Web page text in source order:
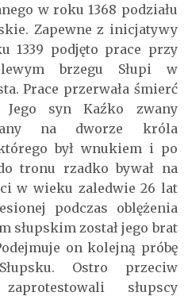
w roku 1368 podziału
Zapewne z inicjatywy
1339 podjęto prace przy
brzegu Słupi w
Prace przerwała śmierć
syn Kaźko zwany
na dworze króla
był wnukiem i po
tronu rzadko bywał na
w wieku zaledwie 26 lat
podczas oblężenia
słupskim został jego brat
on kolejną próbę
Ostro przeciw
słupscy